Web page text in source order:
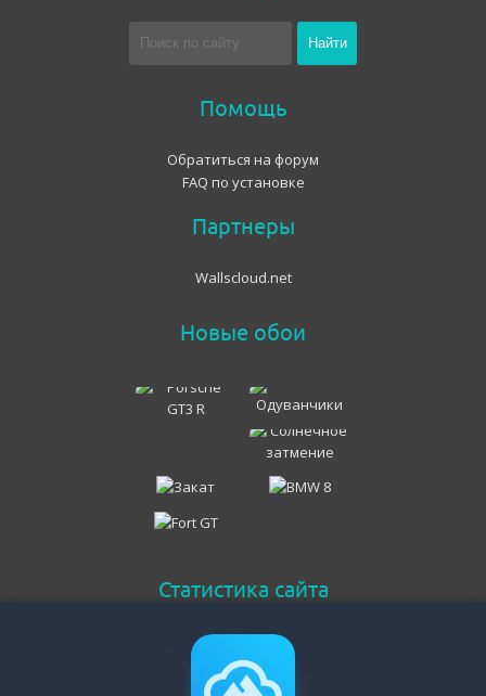
Помощь
Обратиться на форум
FAQ по установке
Партнеры
Wallscloud.net
Новые обои
Статистика сайта
Онлайн всего
Гостей